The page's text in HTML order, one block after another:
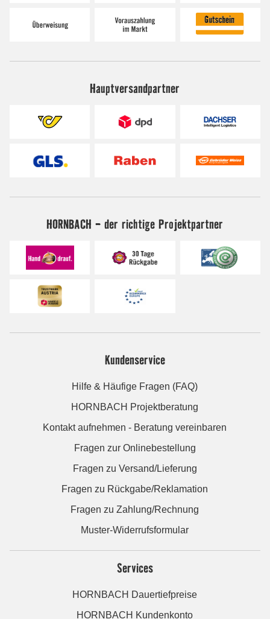
Hauptversandpartner
HORNBACH - der richtige Projektpartner
Kundenservice
Hilfe & Häufige Fragen (FAQ)
HORNBACH Projektberatung
Kontakt aufnehmen - Beratung vereinbaren
Fragen zur Onlinebestellung
Fragen zu Versand/Lieferung
Fragen zu Rückgabe/Reklamation
Fragen zu Zahlung/Rechnung
Muster-Widerrufsformular
Services
HORNBACH Dauertiefpreise
HORNBACH Kundenkonto